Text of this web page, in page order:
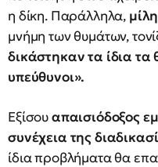
η δίκη. Παράλληλα,
μνήμη των θυμάτων,
δικάστηκαν τα ίδια τα
υπεύθυνοι».
Εξίσουαπαισιόδοξος
συνέχεια της
ίδια προβλήματα θα